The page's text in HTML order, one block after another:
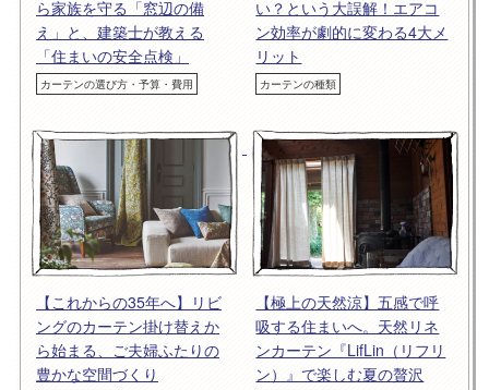
ら家族を守る「窓辺の備
え」と、建築士が教える
「住まいの安全点検」
カーテンの選び方・予算・費用
い？という大誤解！エアコ
ン効率が劇的に変わる4大メ
リット
カーテンの種類
【これからの35年へ】リビ
ングのカーテン掛け替えか
ら始まる、ご夫婦ふたりの
豊かな空間づくり
【極上の天然涼】五感で呼
吸する住まいへ。天然リネ
ンカーテン『LifLin（リフリ
ン）』で楽しむ夏の贅沢